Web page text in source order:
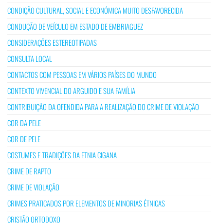
CONDIÇÃO CULTURAL, SOCIAL E ECONÓMICA MUITO DESFAVORECIDA
CONDUÇÃO DE VEÍCULO EM ESTADO DE EMBRIAGUEZ
CONSIDERAÇÕES ESTEREOTIPADAS
CONSULTA LOCAL
CONTACTOS COM PESSOAS EM VÁRIOS PAÍSES DO MUNDO
CONTEXTO VIVENCIAL DO ARGUIDO E SUA FAMÍLIA
CONTRIBUIÇÃO DA OFENDIDA PARA A REALIZAÇÃO DO CRIME DE VIOLAÇÃO
COR DA PELE
COR DE PELE
COSTUMES E TRADIÇÕES DA ETNIA CIGANA
CRIME DE RAPTO
CRIME DE VIOLAÇÃO
CRIMES PRATICADOS POR ELEMENTOS DE MINORIAS ÉTNICAS
CRISTÃO ORTODOXO